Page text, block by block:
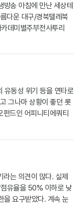
송 아침에 만난 세상테
다운 대구/경북텔레북
데미별주부전사투리
유동성 위기 등을 연타로
그나마 상황이 좋던 롯
드인 어피니티에쿼티
는 의견이 많다. 실제
유율을 50% 이하로 낮
을 요구받았다. 계속 눈